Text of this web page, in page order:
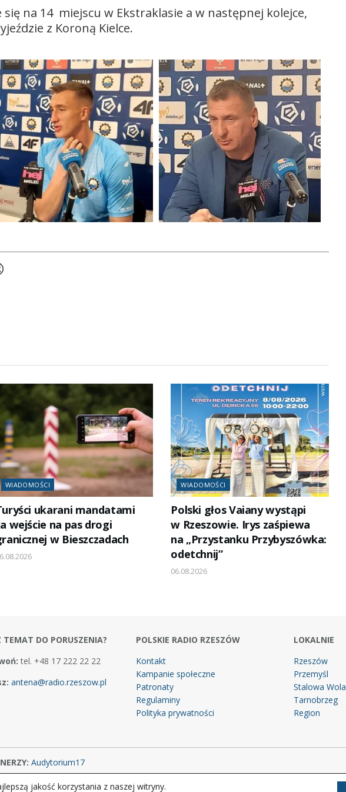
oraz
zwiększyć
lub
zmniejszyć
głośność.
się na 14 miejscu w Ekstraklasie a w następnej kolejce,
z Koroną Kielce.
WIADOMOŚCI
ukarani mandatami
wejście na pas drogi
w Bieszczadach
WIADOMOŚCI
Polski głos Vaiany wystąpi
w Rzeszowie. Irys zaśpiewa
na „Przystanku Przybyszówka:
odetchnij”
06.08.2026
TEMAT DO PORUSZENIA?
tel. +48 17 222 22 22
antena@radio.rzeszow.pl
POLSKIE RADIO RZESZÓW
Kontakt
Kampanie społeczne
Patronaty
Regulaminy
Polityka prywatności
LOKALNIE
Rzeszów
Przemyśl
Stalowa Wola
Tarnobrzeg
Region
Audytorium17
Wszelkie prawa zastrzeżone.
jakość korzystania z naszej witryny.